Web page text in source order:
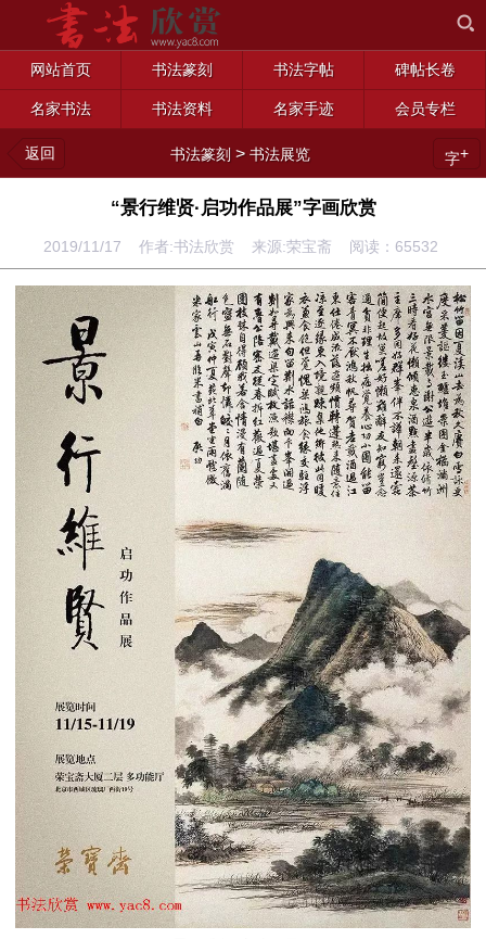
网站首页 书法篆刻 书法字帖 碑帖长卷
名家书法 书法资料 名家手迹 会员专栏
返回 书法篆刻 >书法展览 字+
“景行维贤·启功作品展”字画欣赏
2019/11/17 作者:书法欣赏 来源:荣宝斋 阅读： 65532